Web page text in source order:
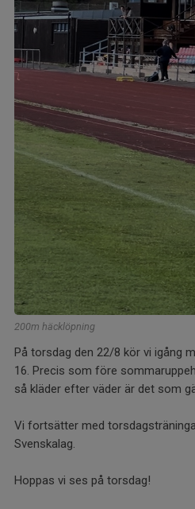
200m häcklöpning
På torsdag den 22/8 kör vi igång
16. Precis som före
så kläder efter väder är det som
Vi fortsätter med
Svenskalag.
Hoppas vi ses på torsdag!